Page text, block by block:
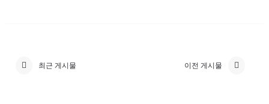
최근 게시물 이전 게시물